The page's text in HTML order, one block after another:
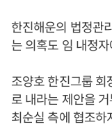
한진해운의 법정관
는 의혹도 임 내정
조양호 한진그룹
로 내라는 제안을
최순실 측에 협조하